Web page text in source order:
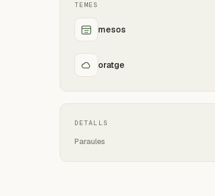
TEMES
mesos
oratge
DETALLS
Paraules